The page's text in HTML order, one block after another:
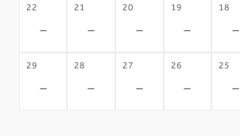
18
-
19
-
20
-
21
-
22
-
25
-
26
-
27
-
28
-
29
-